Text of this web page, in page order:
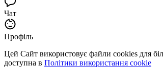
Чат
Профіль
Цей Сайт використовує файли cookies для
доступна в Політики використання cookie